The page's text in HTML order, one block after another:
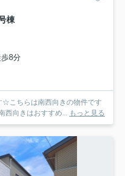
棟
8分
☆こちらは南西向きの物件です
西向きはおすすめ... もっと見る